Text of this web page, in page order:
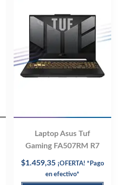
Laptop Asus Tuf
Gaming FA507RM R7
$1.459,35 ¡OFERTA! *Pago
en efectivo*